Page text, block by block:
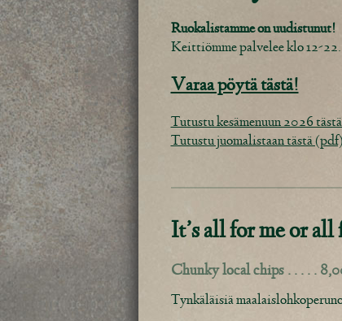
Ruokalistamme on uudistunut!
Keittiömme palvelee klo 12-22.
Varaa pöytä tästä!
Tutustu kesämenuun 2026
Tutustu juomalistaan tästä (pdf)
It’s all for me or all
Chunky local chips . . . . .
Tynkäläisiä